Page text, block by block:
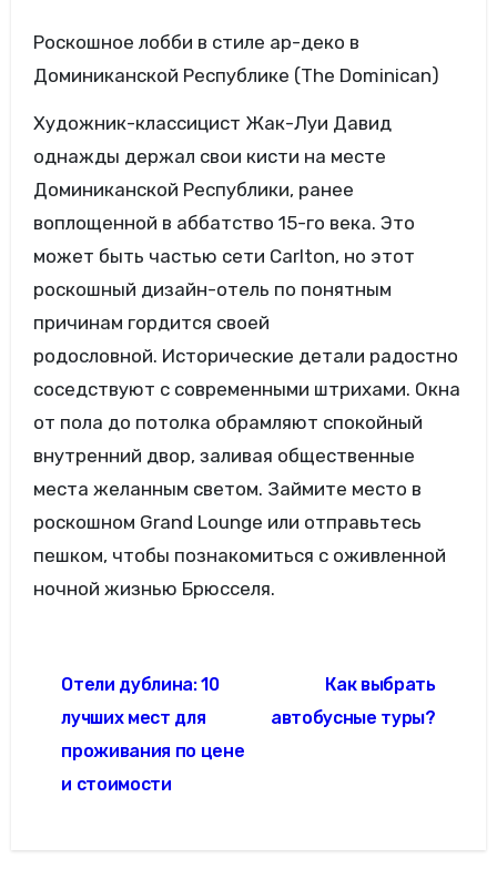
Роскошное лобби в стиле ар-деко в
Доминиканской Республике (The Dominican)
Художник-классицист Жак-Луи Давид
однажды держал свои кисти на месте
Доминиканской Республики, ранее
воплощенной в аббатство 15-го века. Это
может быть частью сети Carlton, но этот
роскошный дизайн-отель по понятным
причинам гордится своей
родословной. Исторические детали радостно
соседствуют с современными штрихами. Окна
от пола до потолка обрамляют спокойный
внутренний двор, заливая общественные
места желанным светом. Займите место в
роскошном Grand Lounge или отправьтесь
пешком, чтобы познакомиться с оживленной
ночной жизнью Брюсселя.
по
записям
Отели дублина: 10
лучших мест для
проживания по цене
и стоимости
Как выбрать
автобусные туры?